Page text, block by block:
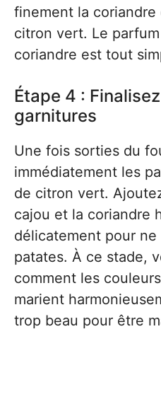
finement la
citron vert. Le
coriandre est tout
Étape 4 :
garnitures
Une fois sorties du
immédiatement les
de citron vert.
cajou et la coriandre
délicatement pour ne
patates. À ce stade,
comment les
marient
trop beau pour être